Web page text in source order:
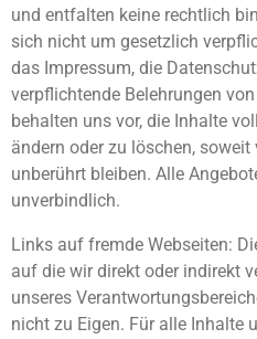
und entfalten keine rechtlich
sich nicht um gesetzlich
das Impressum, die
verpflichtende Belehrungen
behalten uns vor, die Inhalte
ändern oder zu löschen,
unberührt bleiben. Alle
unverbindlich.
Links auf fremde Webseiten:
auf die wir direkt oder indirekt
unseres
nicht zu Eigen. Für alle Inhalte